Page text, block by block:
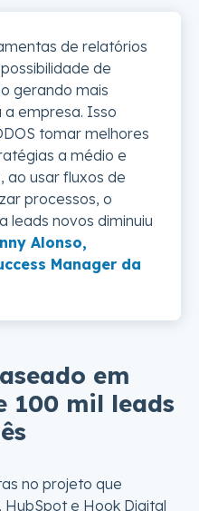
de relatórios
de
gerando mais
empresa. Isso
tomar melhores
a médio e
ao usar fluxos de
processos, o
leads novos diminuiu
Alonso,
Manager da
em
100 mil leads
no projeto que
e Hook Digital